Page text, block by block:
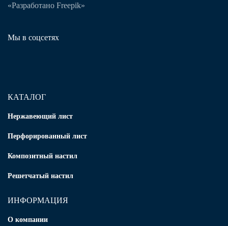
«Разработано Freepik»
Мы в соцсетях
КАТАЛОГ
Нержавеющий лист
Перфорированный лист
Композитный настил
Решетчатый настил
ИНФОРМАЦИЯ
О компании